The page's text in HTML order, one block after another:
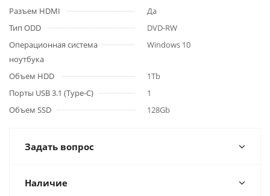
Разъем HDMI
Да
Тип ODD
DVD-RW
Операционная система
ноутбука
Windows 10
Объем HDD
1Tb
Порты USB 3.1 (Type-C)
1
Объем SSD
128Gb
Задать вопрос
Наличие